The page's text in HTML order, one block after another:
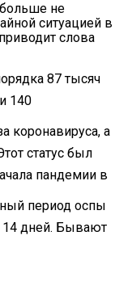
больше не
ситуацией в
слова
87 тысяч
140
коронавируса, а
статус был
пандемии в
период оспы
14 дней. Бывают